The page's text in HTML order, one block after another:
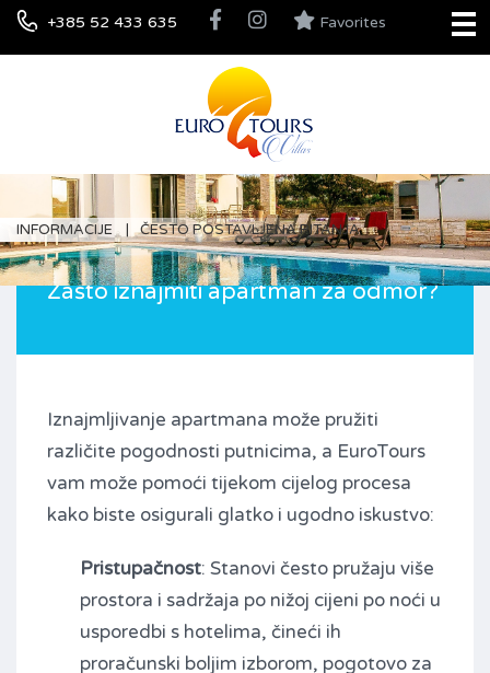
+385 52 433 635 Favorites
INFORMACIJE ČESTO POSTAVLJENA PITANJA
Zašto iznajmiti apartman za odmor?
Iznajmljivanje apartmana može pružiti
različite pogodnosti putnicima, a EuroTours
vam može pomoći tijekom cijelog procesa
kako biste osigurali glatko i ugodno iskustvo:
Pristupačnost: Stanovi često pružaju više
prostora i sadržaja po nižoj cijeni po noći u
usporedbi s hotelima, čineći ih
proračunski boljim izborom, pogotovo za